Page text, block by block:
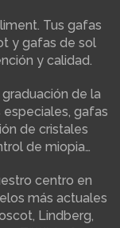
Tus gafas
y gafas de sol
y calidad.
de la
gafas
de cristales
de miopia…
centro en
más actuales
Lindberg,